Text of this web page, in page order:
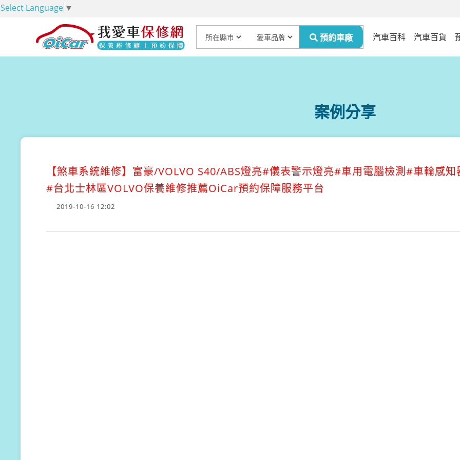
Select Language ▼
汽車百科 汽車百貨
案例分享
【煞車系統維修】 富豪/VOLVO S40/ABS燈亮#儀表警示燈亮#車用電腦檢測#車輪感知
#台北士林區VOLVO保養維修推薦OiCar預約保障服務平台
2019-10-16 12:02